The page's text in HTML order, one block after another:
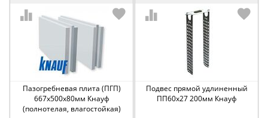
Пазогребневая плита (ПГП)
667х500х80мм Кнауф
(полнотелая, влагостойкая)
Подвес прямой удлиненный
ПП60х27 200мм Кнауф